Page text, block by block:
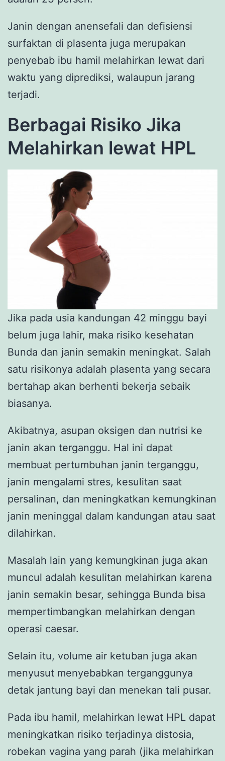
Janin dengan anensefali dan defisiensi
surfaktan di plasenta juga merupakan
penyebab ibu hamil melahirkan lewat dari
waktu yang diprediksi, walaupun jarang
terjadi.
Berbagai Risiko Jika
Melahirkan lewat HPL
Jika pada usia kandungan 42 minggu bayi
belum juga lahir, maka risiko kesehatan
Bunda dan janin semakin meningkat. Salah
satu risikonya adalah plasenta yang secara
bertahap akan berhenti bekerja sebaik
biasanya.
Akibatnya, asupan oksigen dan nutrisi ke
janin akan terganggu. Hal ini dapat
membuat pertumbuhan janin terganggu,
janin mengalami stres, kesulitan saat
persalinan, dan meningkatkan kemungkinan
janin meninggal dalam kandungan atau saat
dilahirkan.
Masalah lain yang kemungkinan juga akan
muncul adalah kesulitan melahirkan karena
janin semakin besar, sehingga Bunda bisa
mempertimbangkan melahirkan dengan
operasi caesar.
Selain itu, volume air ketuban juga akan
menyusut menyebabkan terganggunya
detak jantung bayi dan menekan tali pusar.
Pada ibu hamil, melahirkan lewat HPL dapat
meningkatkan risiko terjadinya distosia,
robekan vagina yang parah (jika melahirkan